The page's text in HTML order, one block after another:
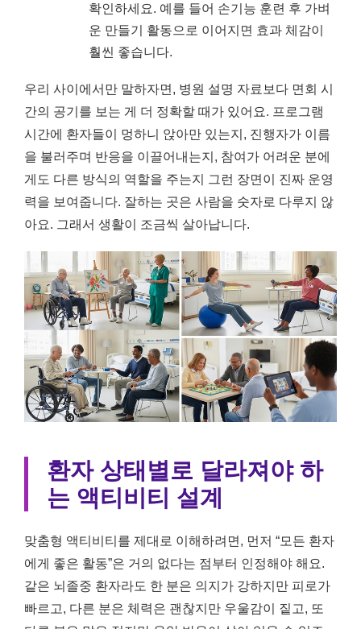
확인하세요. 예를 들어 손기능 훈련 후 가벼
운 만들기 활동으로 이어지면 효과 체감이
훨씬 좋습니다.
우리 사이에서만 말하자면, 병원 설명 자료보다 면회 시
간의 공기를 보는 게 더 정확할 때가 있어요. 프로그램
시간에 환자들이 멍하니 앉아만 있는지, 진행자가 이름
을 불러주며 반응을 이끌어내는지, 참여가 어려운 분에
게도 다른 방식의 역할을 주는지 그런 장면이 진짜 운영
력을 보여줍니다. 잘하는 곳은 사람을 숫자로 다루지 않
아요. 그래서 생활이 조금씩 살아납니다.
환자 상태별로 달라져야 하
는 액티비티 설계
맞춤형 액티비티를 제대로 이해하려면, 먼저 “모든 환자
에게 좋은 활동”은 거의 없다는 점부터 인정해야 해요.
같은 뇌졸중 환자라도 한 분은 의지가 강하지만 피로가
빠르고, 다른 분은 체력은 괜찮지만 우울감이 짙고, 또